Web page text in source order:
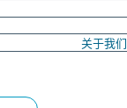
关于我们